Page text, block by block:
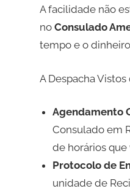
A facilidade não
no Consulado
tempo e o
A Despacha
Agendamento
Consulado em
de horários que
Protocolo de
unidade de